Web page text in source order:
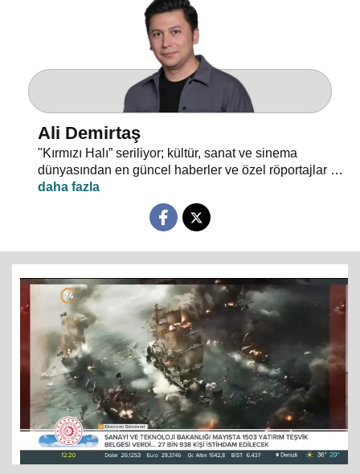
Ali Demirtaş
"Kırmızı Halı” seriliyor; kültür, sanat ve sinema
dünyasından en güncel haberler ve özel röportajlar 24
TV ekranından evlerinize konuk oluyor.